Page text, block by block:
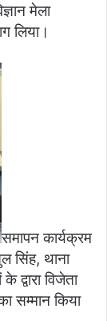
मेला
लिया।
समापन कार्यक्रम
सिंह, थाना
विजेता
सम्मान किया